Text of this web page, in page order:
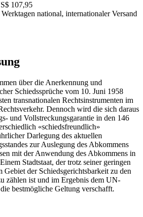
107,95
national, internationaler Versand
über die Anerkennung und
Schiedssprüche vom 10. Juni 1958
transnationalen Rechtsinstrumenten im
Dennoch wird die sich daraus
und Vollstreckungsgarantie in den 146
«schiedsfreundlich»
Darlegung des aktuellen
zur Auslegung des Abkommens
mit der Anwendung des Abkommens in
Stadtstaat, der trotz seiner geringen
Gebiet der Schiedsgerichtsbarkeit zu den
zählen ist und im Ergebnis dem UN-
bestmögliche Geltung verschafft.